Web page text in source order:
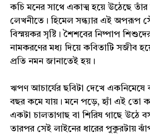
কচি মনের সাথে একাত্ম হয়ে উঠেছে তাঁর
লেখনীতে। হিমেল সন্ধ্যার এই অপরূপ
বিস্ময়কর সৃষ্টি। শৈশবের নিষ্পাপ
নামকরণের মধ্য দিয়ে কবিতাটি সজীব
প্রতি নমন জানাতেই হয়।
ঋপণ আচার্যের ছবিটা দেখে একনিমেষে
বছর কমে যায়। মনে পড়ে, হ্যাঁ এই তো
একটা চালতাগাছ বা শিরিষ গাছে উঠে
তারপর সেই লাইনের ধারের পুকুরটায়